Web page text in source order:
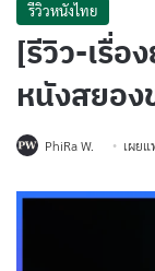
รีวิวหนังไทย
[รีวิว-เรื่อ
หนังสยอ
PhiRa W. เผย